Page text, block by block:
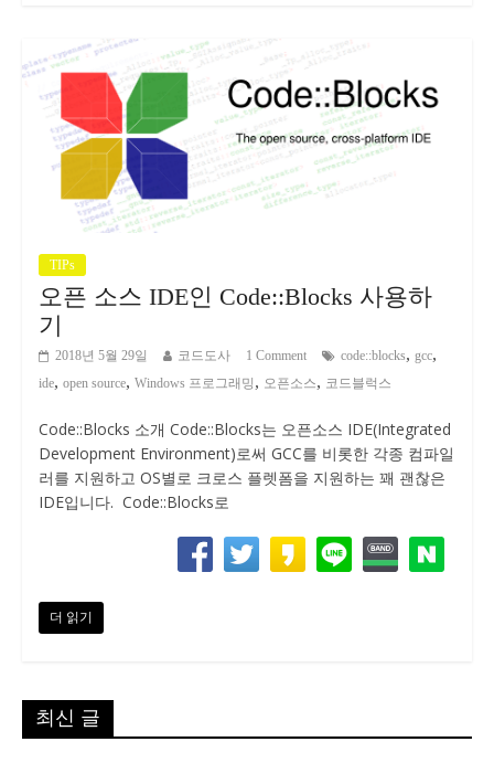
TIPs
오픈 소스 IDE인 Code::Blocks 사용하
기
2018년 5월 29일 코드도사 1 Comment code::blocks, gcc,
ide, open source, Windows 프로그래밍 , 오픈소스, 코드블럭스
Code::Blocks 소개 Code::Blocks는 오픈소스 IDE(Integrated
Development Environment)로써 GCC를 비롯한 각종 컴파일
러를 지원하고 OS별로 크로스 플렛폼을 지원하는 꽤 괜찮은
IDE입니다. Code::Blocks로
더 읽기
최신 글